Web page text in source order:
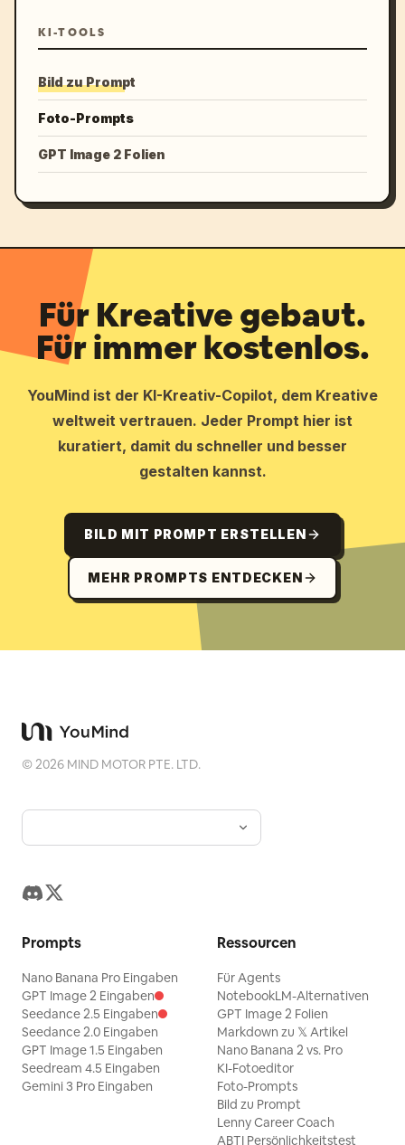
KI-TOOLS
Bild zu Prompt
Foto-Prompts
GPT Image 2 Folien
Für Kreative gebaut.
Für immer kostenlos.
YouMind ist der KI-Kreativ-Copilot, dem Kreative
weltweit vertrauen. Jeder Prompt hier ist
kuratiert, damit du schneller und besser
gestalten kannst.
BILD MIT PROMPT ERSTELLEN
MEHR PROMPTS ENTDECKEN
©2026 MIND MOTOR PTE. LTD.
Prompts
Nano Banana Pro Eingaben
GPT Image 2 Eingaben
Seedance 2.5 Eingaben
Seedance 2.0 Eingaben
GPT Image 1.5 Eingaben
Seedream 4.5 Eingaben
Gemini 3 Pro Eingaben
Ressourcen
Für Agents
NotebookLM-Alternativen
GPT Image 2 Folien
Markdown zu 𝕏 Artikel
Nano Banana 2 vs. Pro
KI-Fotoeditor
Foto-Prompts
Bild zu Prompt
Lenny Career Coach
ABTI Persönlichkeitstest